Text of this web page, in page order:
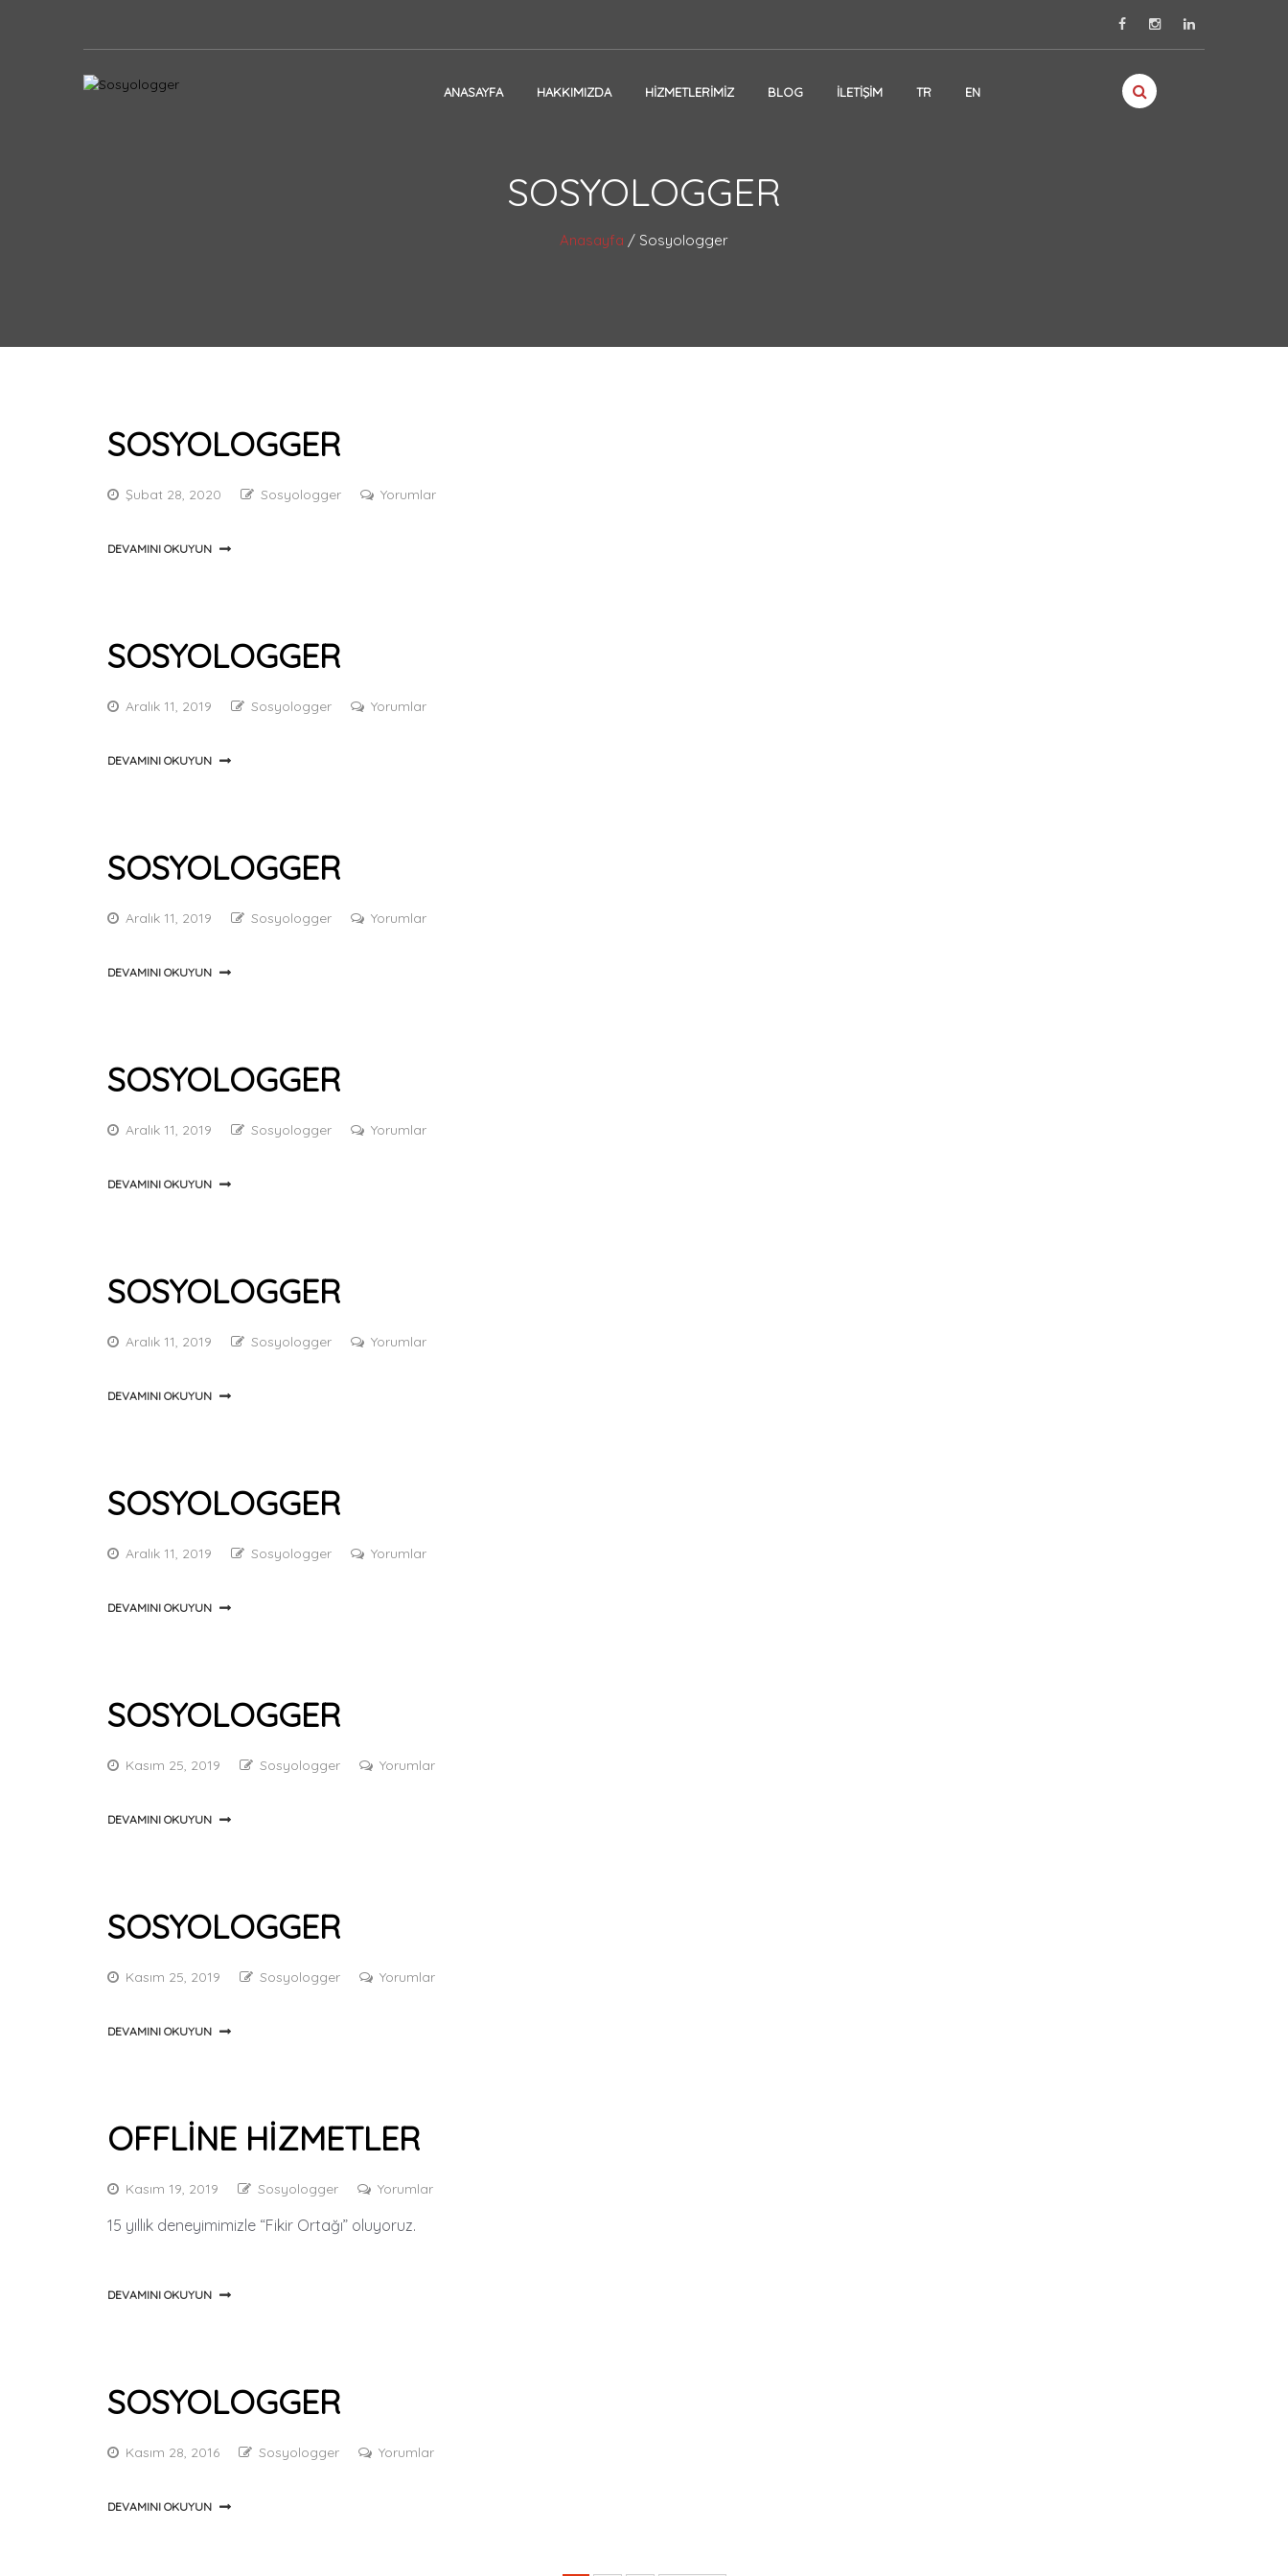
ANASAYFA HAKKIMIZDA HIZMETLERIMIZ BLOG İLETIŞIM TR EN
SOSYOLOGGER
Anasayfa / Sosyologger
SOSYOLOGGER
Şubat 28, 2020 Sosyologger Yorumlar
DEVAMINI OKUYUN
SOSYOLOGGER
Aralık 11, 2019 Sosyologger Yorumlar
DEVAMINI OKUYUN
SOSYOLOGGER
Aralık 11, 2019 Sosyologger Yorumlar
DEVAMINI OKUYUN
SOSYOLOGGER
Aralık 11, 2019 Sosyologger Yorumlar
DEVAMINI OKUYUN
SOSYOLOGGER
Aralık 11, 2019 Sosyologger Yorumlar
DEVAMINI OKUYUN
SOSYOLOGGER
Aralık 11, 2019 Sosyologger Yorumlar
DEVAMINI OKUYUN
SOSYOLOGGER
Kasım 25, 2019 Sosyologger Yorumlar
DEVAMINI OKUYUN
SOSYOLOGGER
Kasım 25, 2019 Sosyologger Yorumlar
DEVAMINI OKUYUN
OFFLINE HIZMETLER
Kasım 19, 2019 Sosyologger Yorumlar
15 yıllık deneyimimizle “Fikir Ortağı” oluyoruz.
DEVAMINI OKUYUN
SOSYOLOGGER
Kasım 28, 2016 Sosyologger Yorumlar
DEVAMINI OKUYUN